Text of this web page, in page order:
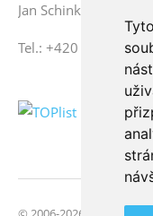
Jan Schinko jr., fotograf
Tel.: +420 776 771